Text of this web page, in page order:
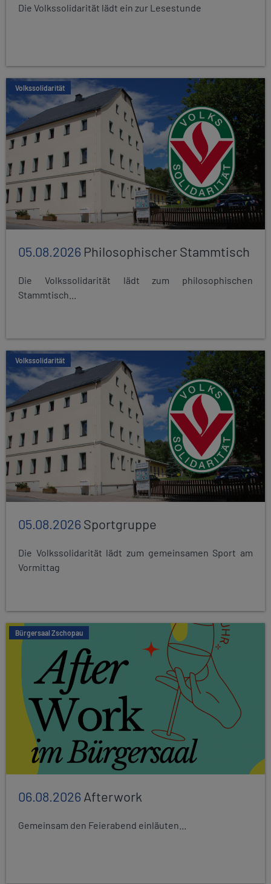
Die Volkssolidarität lädt ein zur Lesestunde
Volkssolidarität
05.08.2026 Philosophischer Stammtisch
Die Volkssolidarität lädt zum philosophischen
Stammtisch...
Volkssolidarität
05.08.2026Sportgruppe
Die Volkssolidarität lädt zum gemeinsamen Sport am
Vormittag
Bürgersaal Zschopau
06.08.2026Afterwork
Gemeinsam den Feierabend einläuten...